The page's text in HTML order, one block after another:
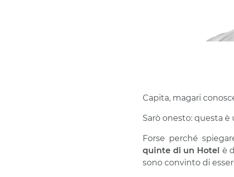
Capita, magari
Sarò onesto: questa
Forse perché
quinte di un Hotel è
sono convinto di